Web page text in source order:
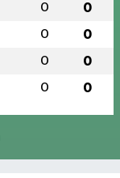
0 0
0 0
0 0
0 0